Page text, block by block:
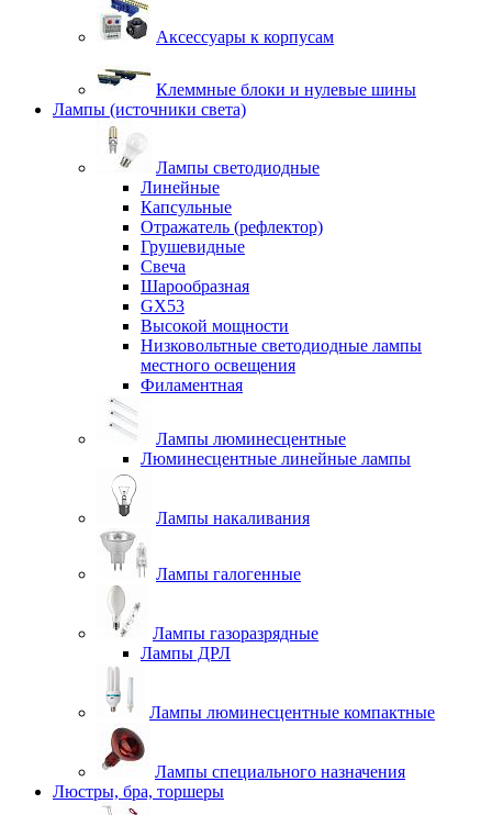
Аксессуары к корпусам
Клеммные блоки и нулевые шины
Лампы (источники света)
Лампы светодиодные
Линейные
Капсульные
Отражатель (рефлектор)
Грушевидные
Свеча
Шарообразная
GX53
Высокой мощности
Низковольтные светодиодные лампы
местного освещения
Филаментная
Лампы люминесцентные
Люминесцентные линейные лампы
Лампы накаливания
Лампы галогенные
Лампы газоразрядные
Лампы ДРЛ
Лампы люминесцентные компактные
Лампы специального назначения
Люстры, бра, торшеры